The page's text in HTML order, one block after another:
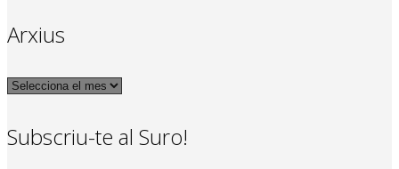
Arxius
Arxius
Subscriu-te al Suro!